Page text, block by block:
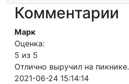
Комментарии
Марк
Оценка:
5 из 5
Отлично выручил на пикнике.
2021-06-24 15:14:14